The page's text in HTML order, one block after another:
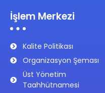
İşlem Merkezi
Kalite Politikası
Organizasyon Şeması
Üst Yönetim
Taahhütnamesi